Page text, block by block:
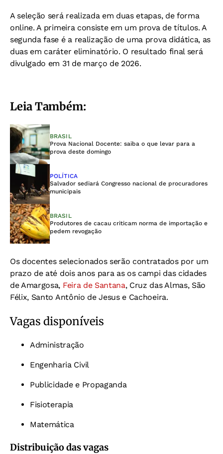
A seleção será realizada em duas etapas, de forma
online. A primeira consiste em um prova de títulos. A
segunda fase é a realização de uma prova didática, as
duas em caráter eliminatório. O resultado final será
divulgado em 31 de março de 2026.
Leia Também:
BRASIL
Prova Nacional Docente: saiba o que levar para a
prova deste domingo
POLÍTICA
Salvador sediará Congresso nacional de procuradores
municipais
BRASIL
Produtores de cacau criticam norma de importação e
pedem revogação
Os docentes selecionados serão contratados por um
prazo de até dois anos para as os campi das cidades
de Amargosa, Feira de Santana, Cruz das Almas, São
Félix, Santo Antônio de Jesus e Cachoeira.
Vagas disponíveis
Administração
Engenharia Civil
Publicidade e Propaganda
Fisioterapia
Matemática
Distribuição das vagas